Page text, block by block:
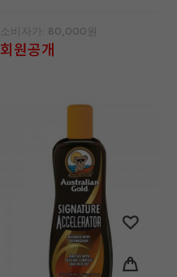
소비자가: 80,000원
회원공개